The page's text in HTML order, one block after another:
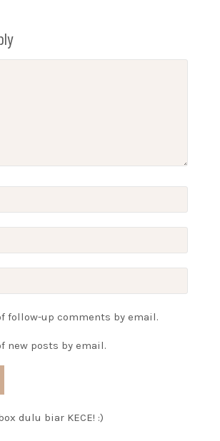
follow-up comments by email.
new posts by email.
dulu biar KECE! :)